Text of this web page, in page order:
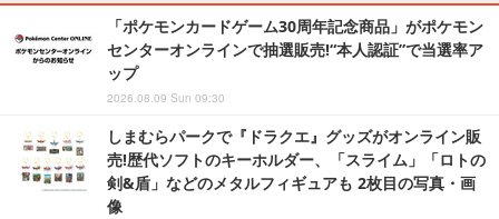
「ポケモンカードゲーム30周年記念商品」がポケモン
センターオンラインで抽選販売!“本人認証”で当選率ア
ップ
2026.08.09 Sun 09:30
しまむらパークで『ドラクエ』グッズがオンライン販
売!歴代ソフトのキーホルダー、「スライム」「ロトの
剣&盾」などのメタルフィギュアも 2枚目の写真・画
像